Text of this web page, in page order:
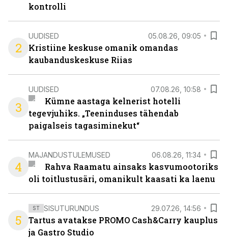
kontrolli
2
UUDISED 05.08.26, 09:05
Kristiine keskuse omanik omandas
kaubanduskeskuse Riias
3
UUDISED 07.08.26, 10:58
Kümne aastaga kelnerist hotelli
tegevjuhiks. „Teeninduses tähendab
paigalseis tagasiminekut“
4
MAJANDUSTULEMUSED 06.08.26, 11:34
Rahva Raamatu ainsaks kasvumootoriks
oli toitlustusäri, omanikult kaasati ka laenu
5
ST SISUTURUNDUS 29.07.26, 14:56
Tartus avatakse PROMO Cash&Carry kauplus
ja Gastro Studio